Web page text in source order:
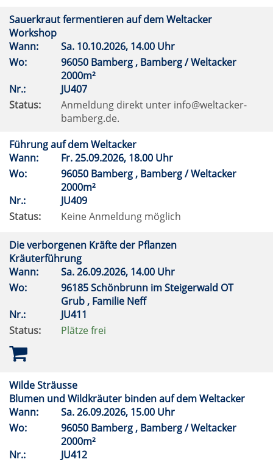
Sauerkraut fermentieren auf dem Weltacker
Workshop
Wann:
Sa. 10.10.2026, 14.00 Uhr
Wo:
96050 Bamberg , Bamberg / Weltacker
2000m²
Nr.:
JU407
Status:
Anmeldung direkt unter info@weltacker-
bamberg.de.
Führung auf dem Weltacker
Wann:
Fr.25.09.2026, 18.00 Uhr
Wo:
96050 Bamberg , Bamberg / Weltacker
2000m²
Nr.:
JU409
Status:
Keine Anmeldung möglich
Die verborgenen Kräfte der Pflanzen
Kräuterführung
Wann:
Sa.26.09.2026, 14.00 Uhr
Wo:
96185 Schönbrunn im Steigerwald OT
Grub , Familie Neff
Nr.:
JU411
Status:
Plätze frei
Wilde Sträusse
Blumen und Wildkräuter binden auf dem Weltacker
Wann:
Sa.26.09.2026, 15.00 Uhr
Wo:
96050 Bamberg , Bamberg / Weltacker
2000m²
Nr.:
JU412